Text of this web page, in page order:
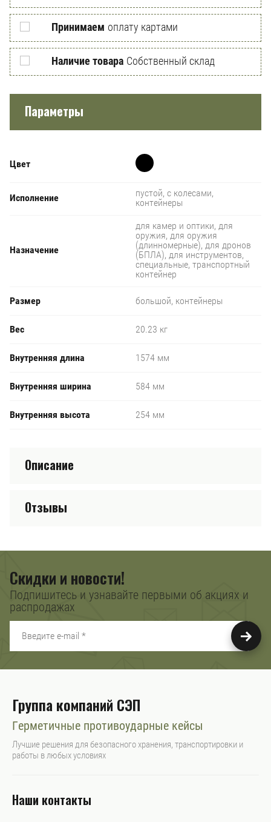
Принимаем оплату картами
Наличие товара Собственный склад
Параметры
Цвет
Исполнение
пустой, с колесами,
контейнеры
Назначение
для камер и оптики, для
оружия, для оружия
(длинномерные), для дронов
(БПЛА), для инструментов,
специальные, транспортный
контейнер
Размер большой, контейнеры
Вес 20.23 кг
Внутренняя длина 1574 мм
Внутренняя ширина 584 мм
Внутренняя высота 254 мм
Описание
Отзывы
Скидки и новости!
Подпишитесь и узнавайте первыми об акциях и
распродажах
Группа компаний СЭП
Герметичные противоударные кейсы
Лучшие решения для безопасного хранения, транспортировки и
работы в любых условиях
Наши контакты